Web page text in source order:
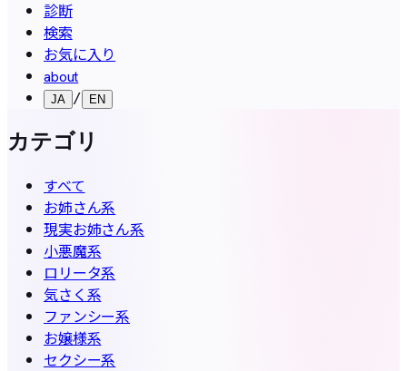
診断
検索
お気に入り
about
JA / EN
カテゴリ
すべて
お姉さん系
現実お姉さん系
小悪魔系
ロリータ系
気さく系
ファンシー系
お嬢様系
セクシー系